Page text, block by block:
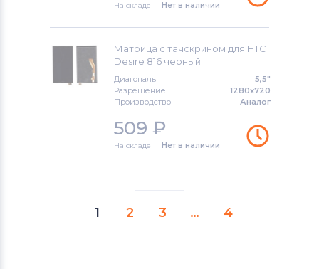
На складе Нет в наличии
Матрица с тачскрином для HTC
Desire 816 черный
Диагональ
5,5"
Разрешение
1280x720
Производство
Аналог
509 ₽
На складе Нет в наличии
1 2 3 … 4